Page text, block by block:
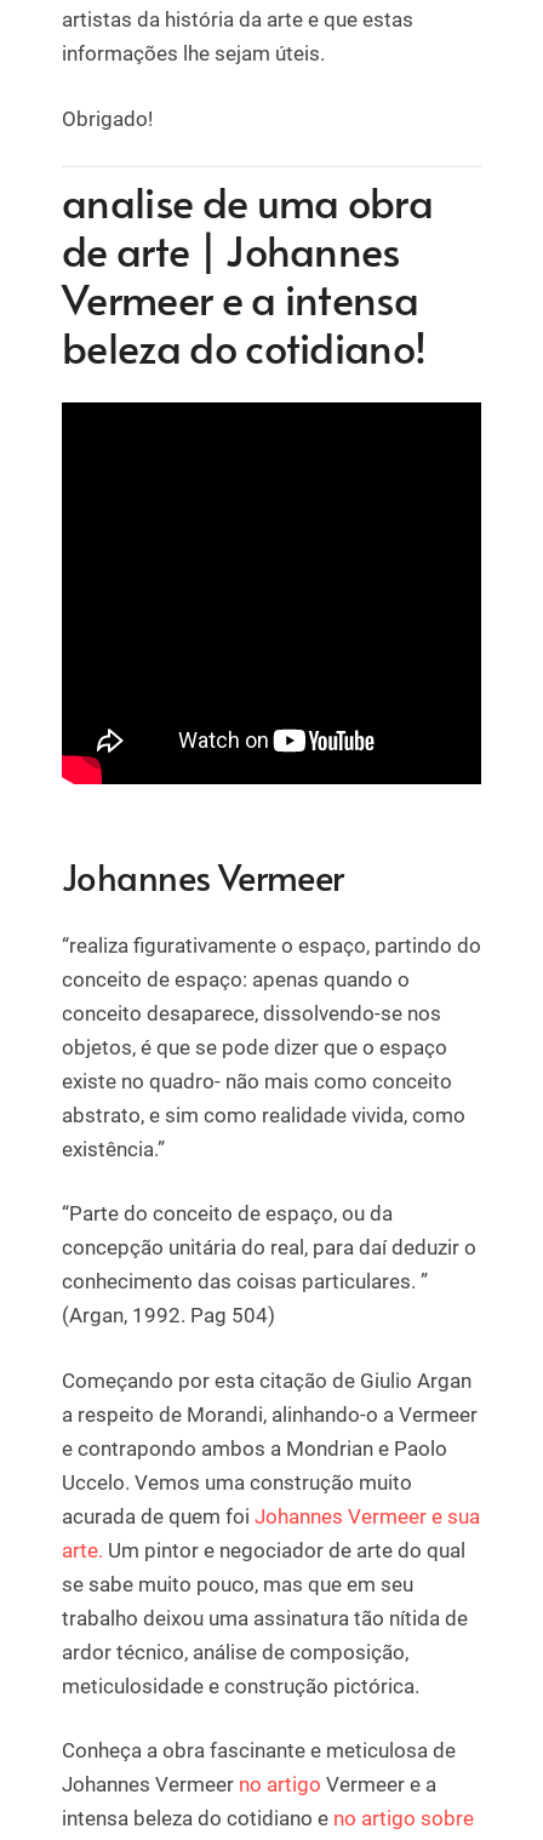
artistas da história da arte e que estas
informações lhe sejam úteis.
Obrigado!
analise de uma obra
de arte | Johannes
Vermeer e a intensa
beleza do cotidiano!
Johannes Vermeer
“realiza figurativamente o espaço, partindo do
conceito de espaço: apenas quando o
conceito desaparece, dissolvendo-se nos
objetos, é que se pode dizer que o espaço
existe no quadro- não mais como conceito
abstrato, e sim como realidade vivida, como
existência.”
“Parte do conceito de espaço, ou da
concepção unitária do real, para daí deduzir o
conhecimento das coisas particulares. ”
(Argan, 1992. Pag 504)
Começando por esta citação de Giulio Argan
a respeito de Morandi, alinhando-o a Vermeer
e contrapondo ambos a Mondrian e Paolo
Uccelo. Vemos uma construção muito
acurada de quem foi Johannes Vermeer e sua
arte. Um pintor e negociador de arte do qual
se sabe muito pouco, mas que em seu
trabalho deixou uma assinatura tão nítida de
ardor técnico, análise de composição,
meticulosidade e construção pictórica.
Conheça a obra fascinante e meticulosa de
Johannes Vermeer no artigo Vermeer e a
intensa beleza do cotidiano e no artigo sobre